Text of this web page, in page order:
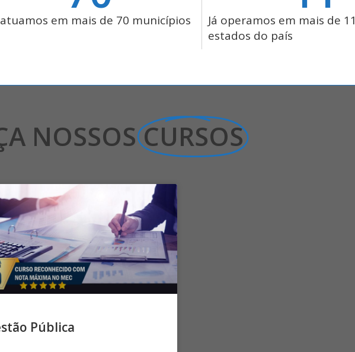
atuamos em mais de 70 municípios
Já operamos em mais de 11
estados do país
NOSSOS CURSOS
Pública